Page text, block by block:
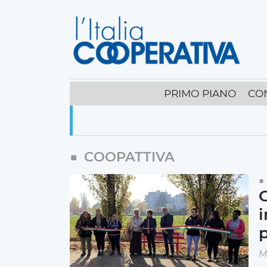
PRIMO PIANO
COOPATTIVA